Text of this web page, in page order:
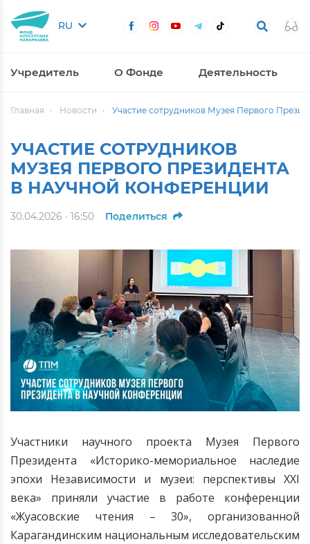
RU
Учредитель О Фонде Деятельность
Главная Новости Участие сотрудников Музея Первого
УЧАСТИЕ СОТРУДНИКОВ
МУЗЕЯ ПЕРВОГО ПРЕЗИДЕНТА
В НАУЧНОЙ КОНФЕРЕНЦИИ
30.04.2026 · 16:50 Поделиться
Участники научного проекта Музея Первого
Президента «Историко-мемориальное наследие
эпохи Независимости и музеи: перспективы XXI
века» приняли участие в работе конференции
«Жуасовские чтения – 30», организованной
Карагандинским национальным исследовательским